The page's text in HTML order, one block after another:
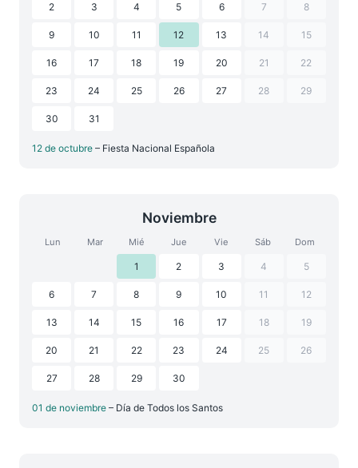
2 3 4 5 6 7 8
9 10 11 12 13 14 15
16 17 18 19 20 21 22
23 24 25 26 27 28 29
30 31
12 de octubre – Fiesta Nacional Española
Noviembre
Lun Mar Mié Jue Vie Sáb Dom
1 2 3 4 5
6 7 8 9 10 11 12
13 14 15 16 17 18 19
20 21 22 23 24 25 26
27 28 29 30
01 de noviembre – Día de Todos los Santos